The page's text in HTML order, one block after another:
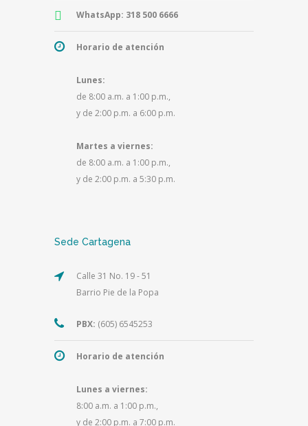
WhatsApp: 318 500 6666
Horario de atención
Lunes:
de 8:00 a.m. a 1:00 p.m.,
y de 2:00 p.m. a 6:00 p.m.
Martes a viernes:
de 8:00 a.m. a 1:00 p.m.,
y de 2:00 p.m. a 5:30 p.m.
Sede Cartagena
Calle 31 No. 19 - 51
Barrio Pie de la Popa
PBX: (605) 6545253
Horario de atención
Lunes a viernes:
8:00 a.m. a 1:00 p.m.,
y de 2:00 p.m. a 7:00 p.m.